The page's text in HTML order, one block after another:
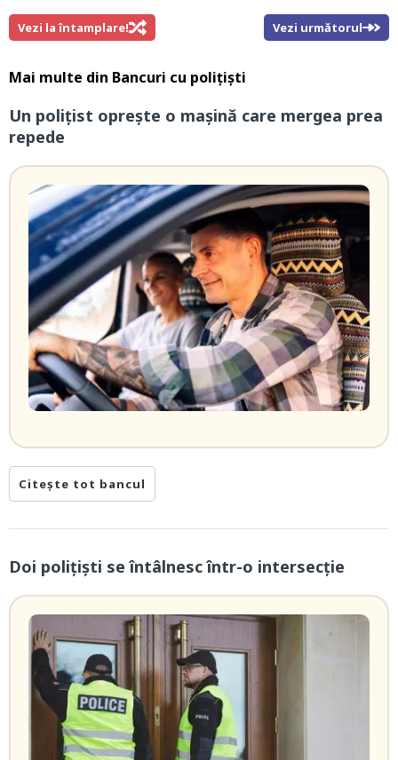
Vezi la întamplare! Vezi următorul
Mai multe din Bancuri cu polițiști
Un polițist oprește o mașină care mergea prea
repede
Citește tot bancul
Doi poliţişti se întâlnesc într-o intersecție